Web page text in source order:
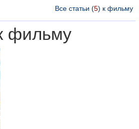
Все статьи (5) к фильму
фильму